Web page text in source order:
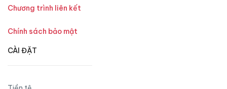
Chương trình liên kết
Chính sách bảo mật
CÀI ĐẶT